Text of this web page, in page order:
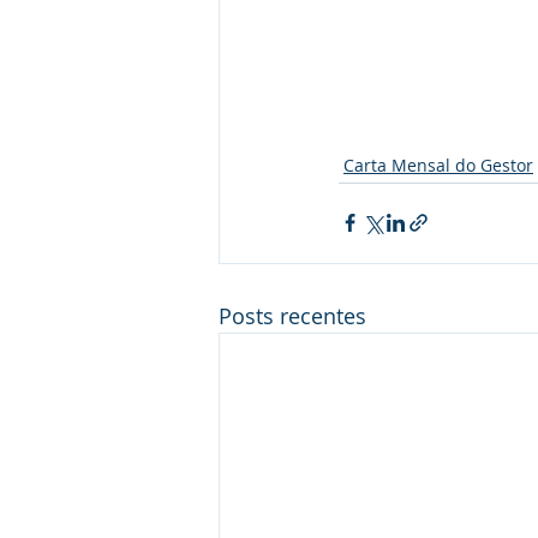
Carta Mensal do Gestor
Posts recentes